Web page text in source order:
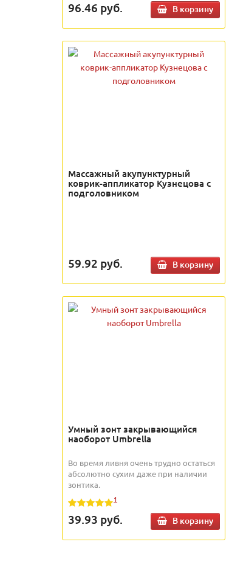
96.46 руб. В корзину
Массажный акупунктурный
коврик-аппликатор Кузнецова с
подголовником
59.92 руб. В корзину
Умный зонт закрывающийся
наоборот Umbrella
Во время ливня очень трудно остаться
абсолютно сухим даже при наличии
зонтика.
1
39.93 руб. В корзину